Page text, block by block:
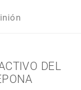
DEL